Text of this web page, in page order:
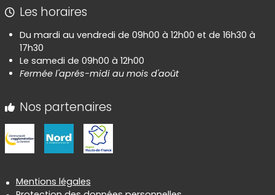
Les horaires
Du mardi au vendredi de 09h00 à 12h00 et de 16h30 à
17h30
Le samedi de 09h00 à 12h00
Fermée l'aprés-midi au mois d'août
Nos partenaires
Informations réglementaires
Mentions légales